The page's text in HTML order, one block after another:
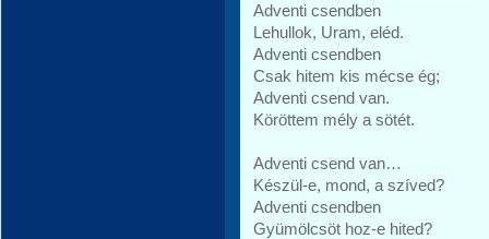
Adventi csendben
Lehullok, Uram, eléd.
Adventi csendben
Csak hitem kis mécse ég;
Adventi csend van.
Köröttem mély a sötét.
Adventi csend van…
Készül-e, mond, a szíved?
Adventi csendben
Gyümölcsöt hoz-e hited?